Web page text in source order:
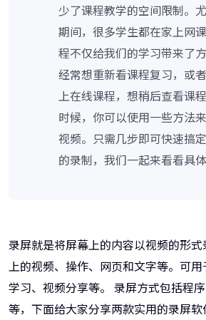
少了课程教学的空间限制。
期间，很多学生都在家上网
程不仅给我们的学习带来了
经常想重新看课程复习，或
上在线课程，想稍后查看课
时候，你可以使用一些方法
视频。只需几步即可快速搞
的录制，我们一起来看看具体
录屏就是将屏幕上的内容以视频的形
上的视频、操作、网页和文字等。可
学习、视频分享等。 录屏方式包括程
等，下面给大家分享两款实用的录屏软